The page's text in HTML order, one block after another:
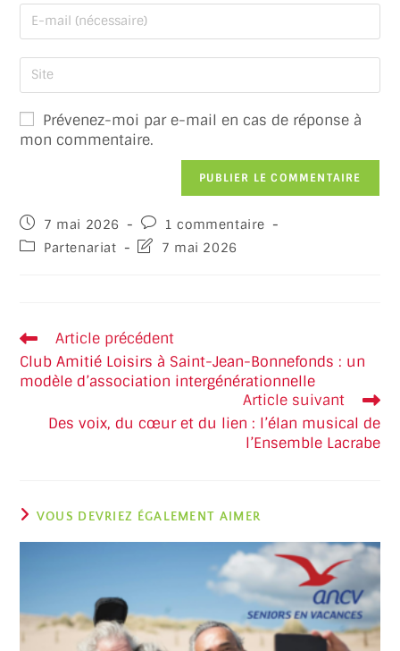
Prévenez-moi par e-mail en cas de réponse à
mon commentaire.
7 mai 2026
1 commentaire
Partenariat
7 mai 2026
Article précédent
Club Amitié Loisirs à Saint-Jean-Bonnefonds : un
modèle d’association intergénérationnelle
Article suivant
Des voix, du cœur et du lien : l’élan musical de
l’Ensemble Lacrabe
VOUS DEVRIEZ ÉGALEMENT AIMER